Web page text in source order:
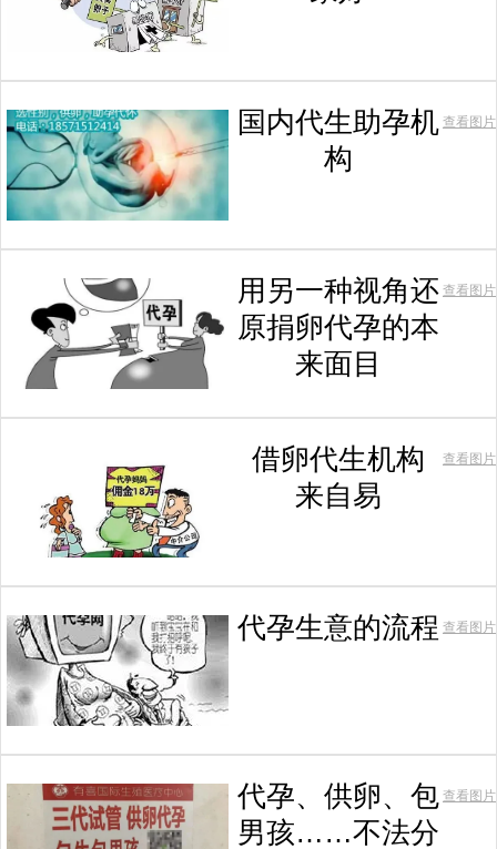
国内代生助孕机
构
查看图片
用另一种视角还
原捐卵代孕的本
来面目
查看图片
借卵代生机构
来自易
查看图片
代孕生意的流程 查看图片
代孕、供卵、包
男孩……不法分
查看图片